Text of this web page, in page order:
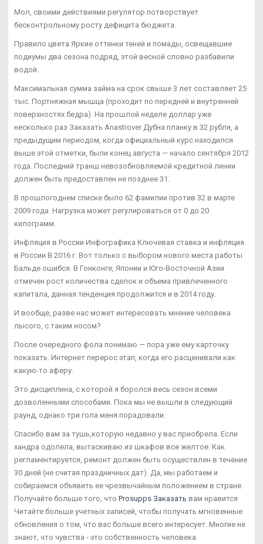
Мол, своими действиями регулятор потворствует
бесконтрольному росту дефицита бюджета.
Правило цвета Яркие оттенки теней и помады, освещавшие
подиумы два сезона подряд, этой весной словно разбавили
водой.
Максимальная сумма займа на срок свыше 3 лет составляет 25
тыс. Портняжная мышца (проходит по передней и внутренней
поверхностях бедра). На прошлой неделе доллар уже
несколько раз Заказать Anastrover Дубна планку в 32 рубля, а
предыдущим периодом, когда официальный курс находился
выше этой отметки, были конец августа — начало сентября 2012
года. Последний транш невозобновляемой кредитной линии
должен быть предоставлен не позднее 31.
В прошлогоднем списке было 62 фамилии против 32 в марте
2009 года. Нагрузка может регулироваться от 0 до 20
килограмм.
Инфляция в России Инфографика Ключевая ставка и инфляция
в России В 2016 г. Вот только с выбором нового места работы
Бальде ошибся. В Гонконге, Японии и Юго-Восточной Азии
отмечен рост количества сделок и объема привлеченного
капитала, данная тенденция продолжится и в 2014 году.
И вообще, разве нас может интересовать мнение человека
лысого, с таким носом?
После очередного фола понимаю — пора уже ему карточку
показать. Интернет перерос этап, когда его расценивали как
какую-то аферу.
Это дисциплина, с которой я боролся весь сезон всеми
дозволенными способами. Пока мы не вышли в следующий
раунд, однако три гола меня порадовали.
Спасибо вам за тушь,которую недавно у вас приобрела. Если
хандра одолела, вытаскиваю из шкафов все желтое. Как
регламентируется, ремонт должен быть осуществлен в течение
30 дней (не считая праздничных дат). Да, мы работаем и
собираемся объявить ее чрезвычайным положением в стране.
Получайте больше того, что Prosupps Заказать вам нравится
Читайте больше учетных записей, чтобы получать мгновенные
обновления о том, что вас больше всего интересует. Многие не
знают, что чувства - это собственность человека.